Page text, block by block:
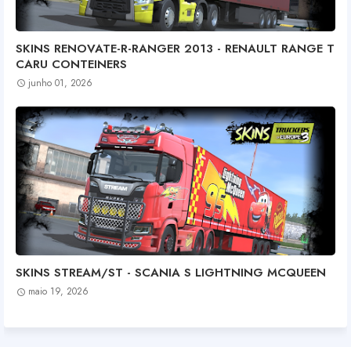
SKINS RENOVATE-R-RANGER 2013 - RENAULT RANGE T
CARU CONTEINERS
junho 01, 2026
SKINS STREAM/ST - SCANIA S LIGHTNING MCQUEEN
maio 19, 2026